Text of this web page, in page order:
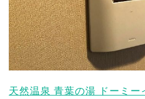
天然温泉 青葉の湯 ドーミー